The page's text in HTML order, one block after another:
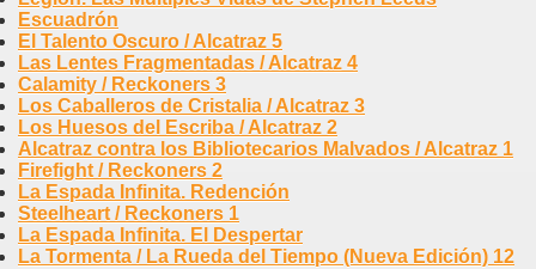
Escuadrón
El Talento Oscuro / Alcatraz 5
Las Lentes Fragmentadas / Alcatraz 4
Calamity / Reckoners 3
Los Caballeros de Cristalia / Alcatraz 3
Los Huesos del Escriba / Alcatraz 2
Alcatraz contra los Bibliotecarios Malvados / Alcatraz 1
Firefight / Reckoners 2
La Espada Infinita. Redención
Steelheart / Reckoners 1
La Espada Infinita. El Despertar
La Tormenta / La Rueda del Tiempo (Nueva Edición) 12